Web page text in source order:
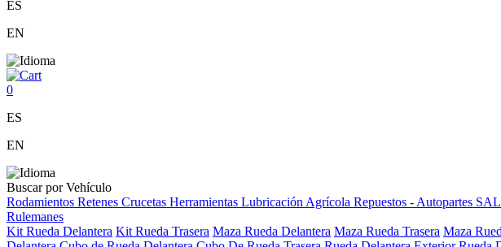
ES
EN
0
ES
EN
Buscar por Vehículo
Rodamientos Retenes Crucetas Herramientas Lubricación Agrícola Repuestos - Autopartes
Rulemanes
Kit Rueda Delantera Kit Rueda Trasera Maza Rueda Delantera Maza Rueda Trasera Maza